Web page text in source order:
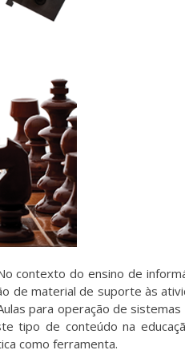
contexto do ensino de
de material de suporte às
para operação de sistemas
tipo de conteúdo na
como ferramenta.